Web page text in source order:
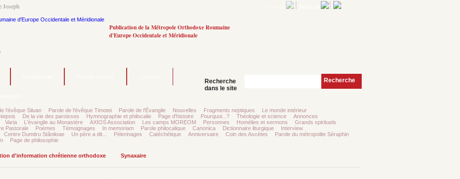
Joseph
Publication de la Métropole Orthodoxe Roumaine
d'Europe Occidentale et Méridionale
Recherche
dans le site
Recherche
l'évêque Siluan Parole de l'évêque Timotei Parole de l'Évangile Nouvelles Fragments neptiques
Le monde intérieur
De la vie des paroisses Hymnographie et philocalie Page d'histoire Pourquoi...? Théologie et science
Annonces
Varia L'évangile au Monastère AXIOS Association Les camps MOREOM Personnes Homélies et sermons
Grands spirituels
Pastorale Poèmes Témoignages In memoriam Parole philocalique Canonica Dictionnaire liturgique
Interview
Centre Dumitru Stăniloae Un père a dit... Pèlerinages Catéchétique Anniversaire Coin des Ascètes
Parole du métropolite Séraphin
Page de philosophie
d'information chrétienne orthodoxe Synaxaire